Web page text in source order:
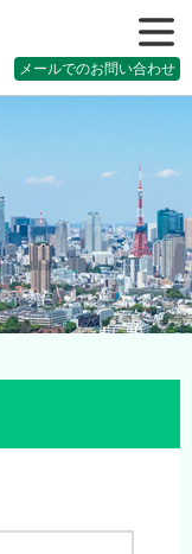
メニュ
ー
メールでのお問い合わせ